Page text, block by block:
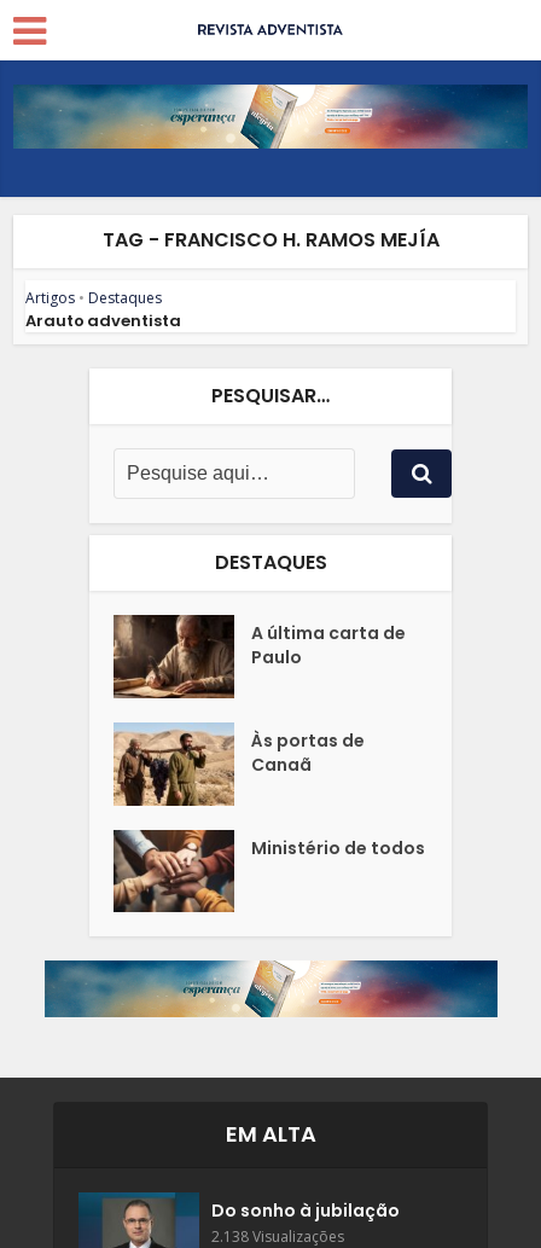
TAG - FRANCISCO H. RAMOS MEJÍA
Artigos • Destaques
Arauto adventista
PESQUISAR…
DESTAQUES
A última carta de
Paulo
Às portas de
Canaã
Ministério de todos
EM ALTA
Do sonho à jubilação
2.138 Visualizações